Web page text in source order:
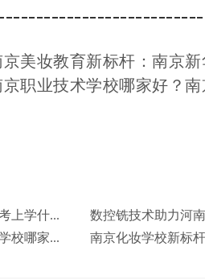
京美妆教育新标杆：南京
京职业技术学校哪家好？
上学什...
数控铣技术助力河
校哪家...
南京化妆学校新标